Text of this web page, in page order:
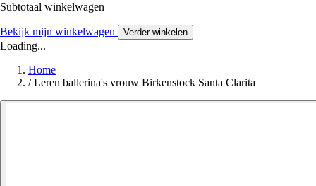
Subtotaal winkelwagen
Bekijk mijn winkelwagen Verder winkelen
Loading...
Home
/ Leren ballerina's vrouw Birkenstock Santa Clarita